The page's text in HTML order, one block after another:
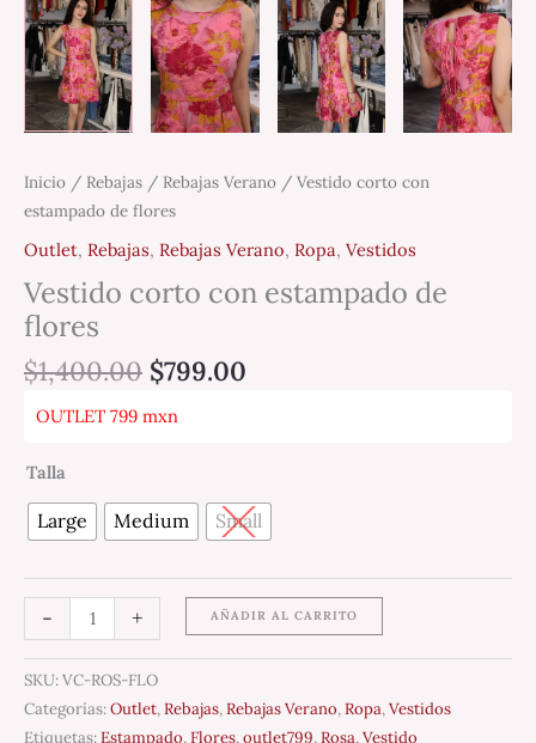
Inicio / Rebajas / Rebajas Verano / Vestido corto con
estampado de flores
Outlet, Rebajas, Rebajas Verano, Ropa, Vestidos
Vestido corto con estampado de
flores
$1,400.00 $799.00
OUTLET 799 mxn
Talla
Large Medium Small
- + AÑADIR AL CARRITO
SKU:VC-ROS-FLO
Categorías:Outlet,Rebajas,Rebajas Verano,Ropa,Vestidos
Etiquetas:Estampado,Flores,outlet799,Rosa,Vestido